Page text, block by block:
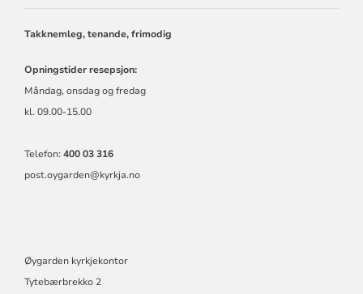
Takknemleg, tenande, frimodig
Opningstider resepsjon:
Måndag, onsdag og fredag
kl. 09.00-15.00
Telefon: 400 03 316
post.oygarden@kyrkja.no
Øygarden kyrkjekontor
Tytebærbrekko 2